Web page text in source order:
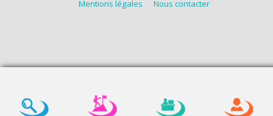
Mentions légales Nous contacter